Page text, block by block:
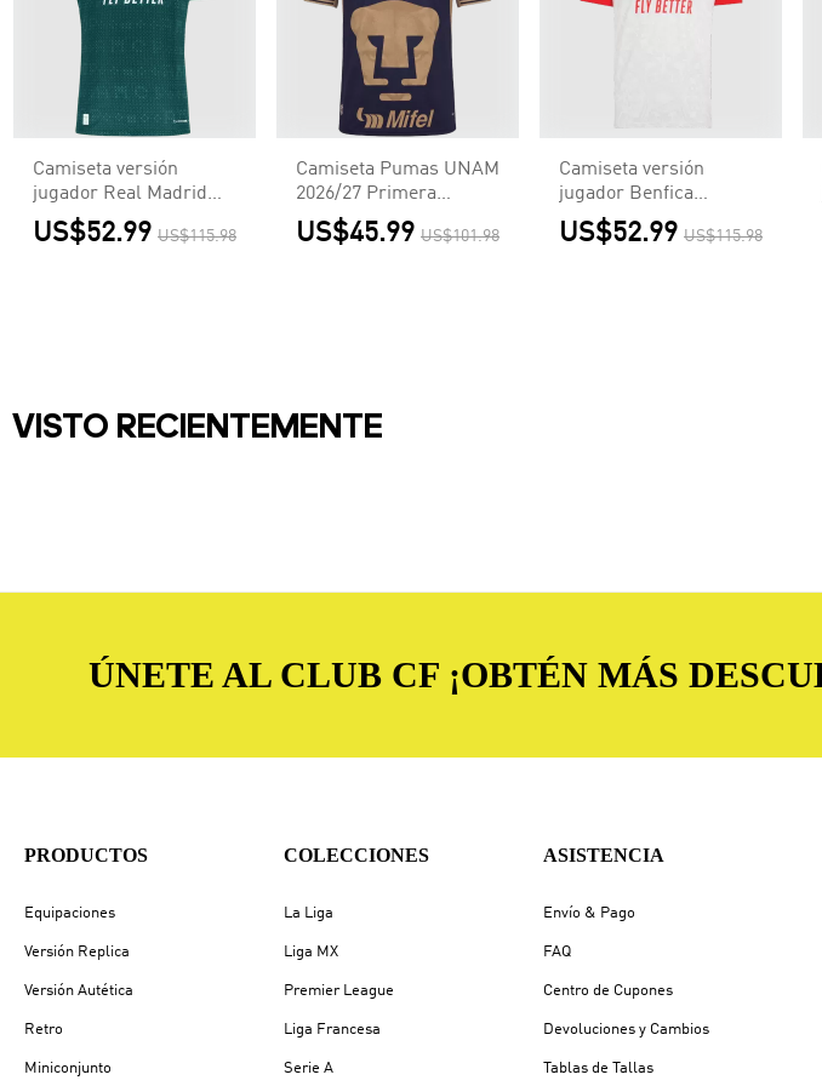
Camiseta versión
jugador Real Madrid
2026/27 Segunda
Equipación - Versión
US$52.99 US$115.98
Camiseta Pumas UNAM
2026/27 Primera
Equipación - Versión
Hincha
US$45.99 US$101.98
Camiseta versión
jugador Benfica
2026/27 Segunda
Equipación - Versión
US$52.99 US$115.98
VISTO RECIENTEMENTE
ÚNETE AL CLUB CF ¡OBTÉN MÁS
PRODUCTOS
Equipaciones
Versión Replica
Versión Autética
Retro
Miniconjunto
COLECCIONES
La Liga
Liga MX
Premier League
Liga Francesa
Serie A
ASISTENCIA
Envío & Pago
FAQ
Centro de Cupones
Devoluciones y Cambios
Tablas de Tallas